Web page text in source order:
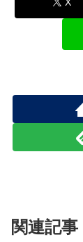
関連記事